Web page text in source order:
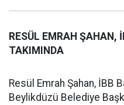
RESÜL EMRAH ŞAHAN,
TAKIMINDA
Resül Emrah Şahan, İBB
Beylikdüzü Belediye